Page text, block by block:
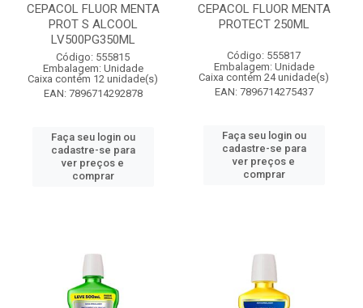
CEPACOL FLUOR MENTA
PROT S ALCOOL
LV500PG350ML
Código: 555815
Embalagem: Unidade
Caixa contém 12 unidade(s)
EAN: 7896714292878
Faça seu login ou
cadastre-se para
ver preços e
comprar
CEPACOL FLUOR MENTA
PROTECT 250ML
Código: 555817
Embalagem: Unidade
Caixa contém 24 unidade(s)
EAN: 7896714275437
Faça seu login ou
cadastre-se para
ver preços e
comprar